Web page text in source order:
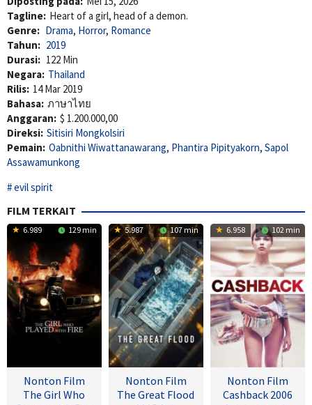
Tagline: Heart of a girl, head of a demon.
Genre: Drama, Horror, Romance
Tahun: 2019
Durasi: 122 Min
Negara: Thailand
Rilis: 14 Mar 2019
Bahasa: ภาษาไทย
Anggaran: $ 1.200.000,00
Direksi: Sitisiri Mongkolsiri
Pemain: Oabnithi Wiwattanawarang, Phantira Pipityakorn, Sapol
Assawamunkong
evil spirit
FILM TERKAIT
6.989 129 min
Nonton Film
The Girl Who
5.987 107 min
Nonton Film
The Great Flood
6.958 102 min
Nonton Film
Cashback 2006